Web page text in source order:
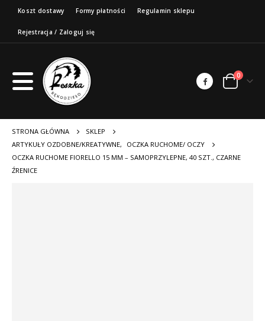
Koszt dostawy Formy płatności Regulamin sklepu
Rejestracja / Zaloguj się
0
STRONA GŁÓWNA
SKLEP
ARTYKUŁY OZDOBNE/KREATYWNE,
OCZKA RUCHOME/ OCZY
OCZKA RUCHOME FIORELLO 15 MM – SAMOPRZYLEPNE, 40 SZT., CZARNE
ŹRENICE